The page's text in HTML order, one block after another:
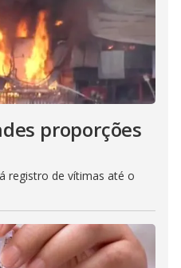
proporções
registro de vítimas até o